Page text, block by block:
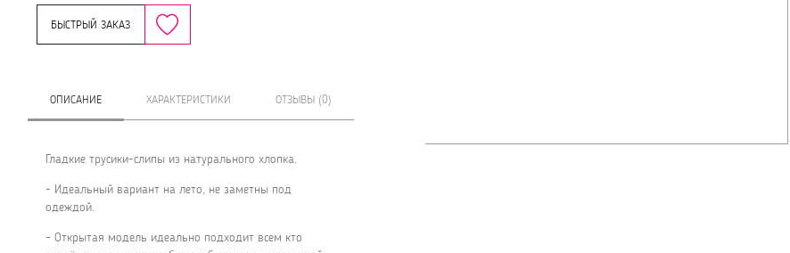
БЫСТРЫЙ ЗАКАЗ
ОПИСАНИЕ ХАРАКТЕРИСТИКИ ОТЗЫВЫ (0)
Гладкие трусики-слипы из натурального хлопка.
- Идеальный вариант на лето, не заметны под
одеждой.
- Открытая модель идеально подходит всем кто